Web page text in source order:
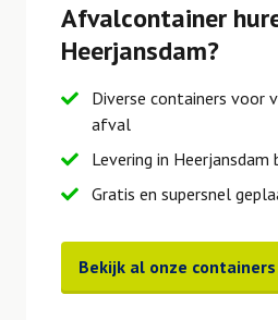
Afvalcontainer
Heerjansdam?
Diverse containers voor
afval
Levering in Heerjansdam
Gratis en supersnel
Bekijk al onze containers